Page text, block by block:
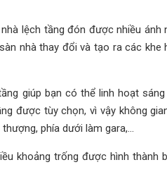
lệch tầng đón được nhiều
nhà thay đổi và tạo ra các khe
giúp bạn có thể linh hoạt
được tùy chọn, vì vậy không
phía dưới làm gara,...
khoảng trống được hình thành